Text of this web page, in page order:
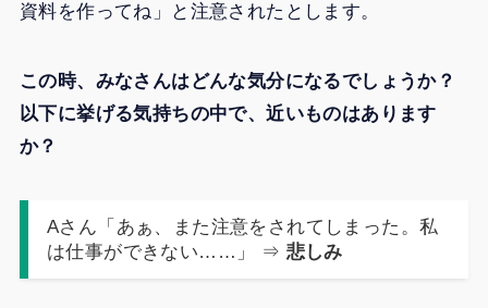
資料を作ってね」と注意されたとします。
この時、みなさんはどんな気分になるでしょうか？
以下に挙げる気持ちの中で、近いものはあります
か？
Aさん「あぁ、また注意をされてしまった。私
は仕事ができない……」 ⇒ 悲しみ